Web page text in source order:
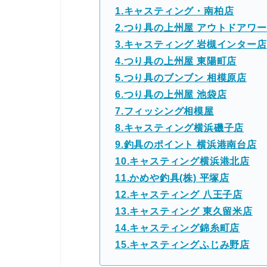
1.キャスティング・南柏店
2.つり具の上州屋 アウトドアワ
3.キャスティング 岩槻インター店
4.つり具の上州屋 東陽町店
5.つり具のブンブン 相模原店
6.つり具の上州屋 池袋店
7.フィッシング相模屋
8.キャスティング横浜磯子店
9.釣具のポイント 横浜港南台店
10.キャスティング横浜港北店
11.かめや釣具(株) 平塚店
12.キャスティング 八王子店
13.キャスティング 東久留米店
14.キャスティング錦糸町店
15.キャスティングふじみ野店